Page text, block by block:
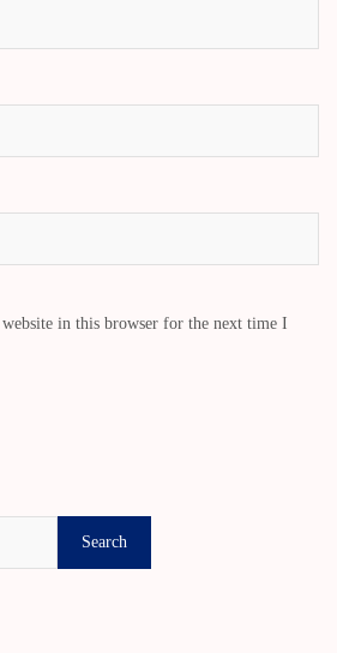
in this browser for the next time I
Search